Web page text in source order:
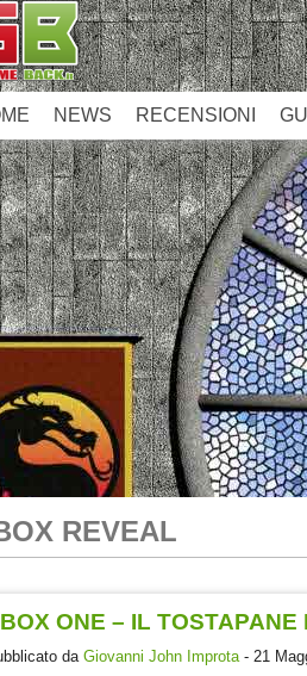
NEWS RECENSIONI
REVEAL
ONE – IL TOSTAPANE
daGiovanni John Improta- 21